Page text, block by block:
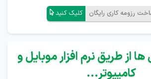
رزومه کاری رایگان کلیک کنید
از طریق نرم افزار موبایل و
کامپیوتر...